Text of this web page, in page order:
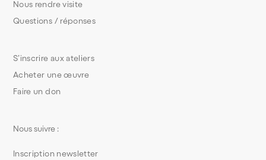
S’inscrire aux ateliers
Acheter une œuvre
Faire un don
Nous rendre visite
Questions / réponses
Nous suivre :
Inscription newsletter